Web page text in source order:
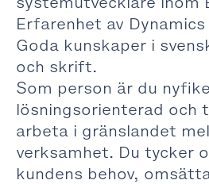
Erfarenhet av
Goda kunskaper i
och skrift.
Som person är du
lösningsorienterad och
arbeta i gränslandet
verksamhet. Du tycker
kundens behov,